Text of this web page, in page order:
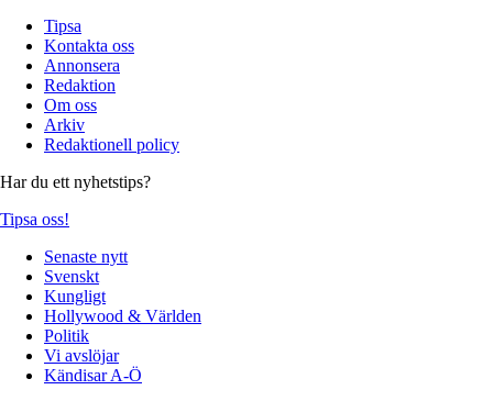
Tipsa
Kontakta oss
Annonsera
Redaktion
Om oss
Arkiv
Redaktionell policy
Har du ett nyhetstips?
Tipsa oss!
Senaste nytt
Svenskt
Kungligt
Hollywood & Världen
Politik
Vi avslöjar
Kändisar A-Ö